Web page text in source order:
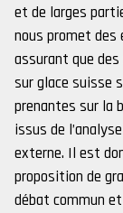
et de larges
nous promet des
assurant que
sur glace suisse
prenantes sur la
issus de
externe. Il est
proposition de
débat commun